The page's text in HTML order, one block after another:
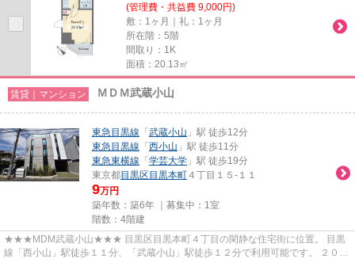
(管理費・共益費 9,000円)
敷：1ヶ月｜礼：1ヶ月
所在階：5階
間取り：1K
面積：20.13㎡
賃貸｜マンション ＭＤＭ武蔵小山
東急目黒線 「 武蔵小山 」駅 徒歩12分
東急目黒線 「 西小山 」駅 徒歩11分
東急東横線 「 学芸大学 」駅 徒歩19分
東京都目黒区 目黒本町 ４丁目１５-１１
9万円
築年数：築6年 ｜募集中： 1室
階数：4階建
★★★MDM武蔵小山★★★ 目黒区目黒本町４丁目の閑静な住宅街に位置。 目黒
線「西小山」駅徒歩１１分、「武蔵小山」駅徒歩１２分で利用可能です。 ２０２